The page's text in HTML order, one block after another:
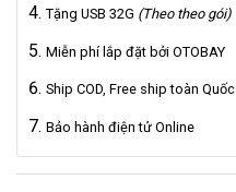
Tặng USB 32G (Theo theo gói)
Miễn phí lắp đặt bởi OTOBAY
Ship COD, Free ship toàn Quốc
Bảo hành điện tử Online